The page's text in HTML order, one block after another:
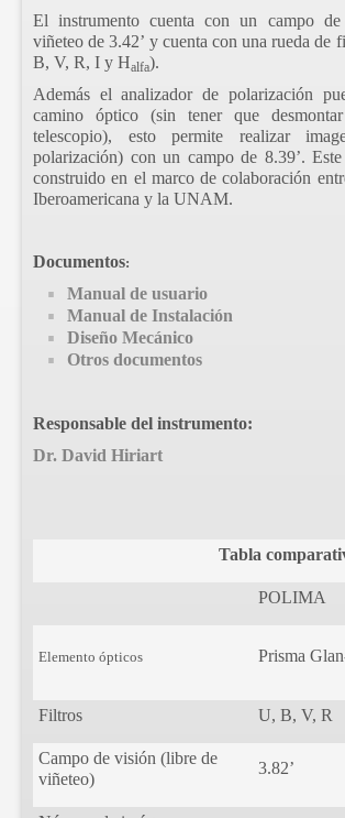
El instrumento cuenta con un campo
viñeteo de 3.42’ y cuenta con una rueda de
B, V, R, I y Halfa).
Además el analizador de polarización
camino óptico (sin tener que
telescopio), esto permite realizar
polarización) con un campo de 8.39’.
construido en el marco de colaboración
Iberoamericana y la UNAM.
Documentos:
Manual de usuario
Manual de Instalación
Diseño Mecánico
Otros documentos
Responsable del instrumento:
Dr. David Hiriart
Tabla
POLIMA
Elemento ópticos Prisma
Filtros U, B, V, R
Campo de visión (libre de
viñeteo)
3.82’